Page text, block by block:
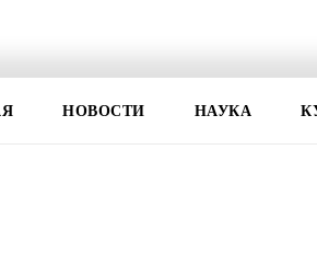
НОВОСТИ НАУКА